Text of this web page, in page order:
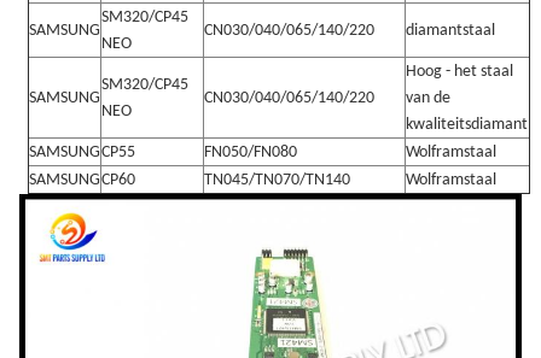
SAMSUNG
SM320/CP45
NEO
CN030/040/065/140/220 diamantstaal
SAMSUNG
SM320/CP45
NEO
CN030/040/065/140/220
Hoog - het staal
van de
kwaliteitsdiamant
SAMSUNGCP55 FN050/FN080
Wolframstaal
SAMSUNGCP60 TN045/TN070/TN140 Wolframstaal